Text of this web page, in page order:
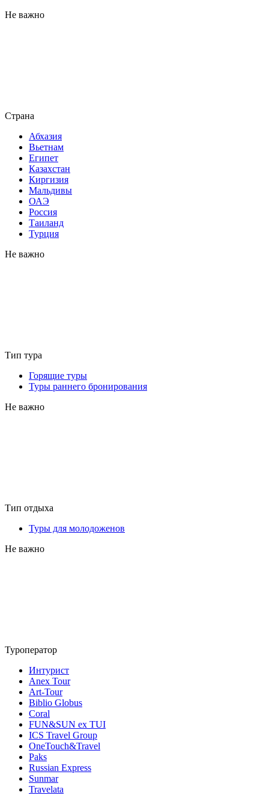
Не важно
Страна
Абхазия
Вьетнам
Египет
Казахстан
Киргизия
Мальдивы
ОАЭ
Россия
Таиланд
Турция
Не важно
Тип тура
Горящие туры
Туры раннего бронирования
Не важно
Тип отдыха
Туры для молодоженов
Не важно
Туроператор
Интурист
Anex Tour
Art-Tour
Biblio Globus
Coral
FUN&SUN ex TUI
ICS Travel Group
OneTouch&Travel
Paks
Russian Express
Sunmar
Travelata